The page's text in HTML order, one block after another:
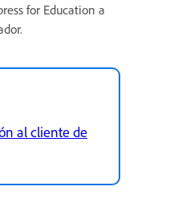
for Education a
al cliente de